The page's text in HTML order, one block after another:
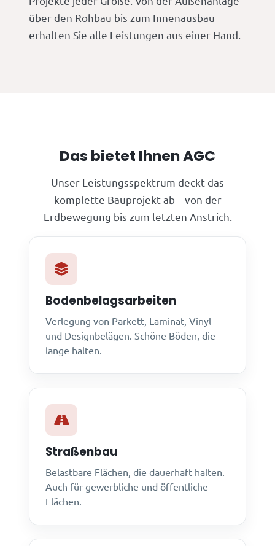
über den Rohbau bis zum Innenausbau
erhalten Sie alle Leistungen aus einer Hand.
Das bietet Ihnen AGC
Unser Leistungsspektrum deckt das
komplette Bauprojekt ab – von der
Erdbewegung bis zum letzten Anstrich.
Bodenbelagsarbeiten
Verlegung von Parkett, Laminat, Vinyl
und Designbelägen. Schöne Böden, die
lange halten.
Straßenbau
Belastbare Flächen, die dauerhaft halten.
Auch für gewerbliche und öffentliche
Flächen.